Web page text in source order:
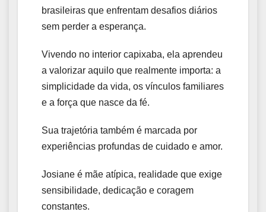
brasileiras que enfrentam desafios diários
sem perder a esperança.
Vivendo no interior capixaba, ela aprendeu
a valorizar aquilo que realmente importa: a
simplicidade da vida, os vínculos familiares
e a força que nasce da fé.
Sua trajetória também é marcada por
experiências profundas de cuidado e amor.
Josiane é mãe atípica, realidade que exige
sensibilidade, dedicação e coragem
constantes.